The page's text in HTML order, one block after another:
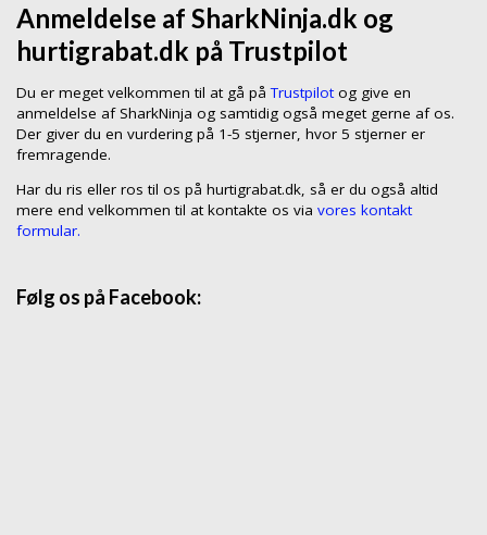
Anmeldelse af SharkNinja.dk og
hurtigrabat.dk på Trustpilot
Du er meget velkommen til at gå påTrustpilot og give en
anmeldelse af SharkNinja og samtidig også meget gerne af os.
Der giver du en vurdering på 1-5 stjerner, hvor 5 stjerner er
fremragende.
Har du ris eller ros til os på hurtigrabat.dk, så er du også altid
mere end velkommen til at kontakte os via vores kontakt
formular.
Følg os på Facebook: